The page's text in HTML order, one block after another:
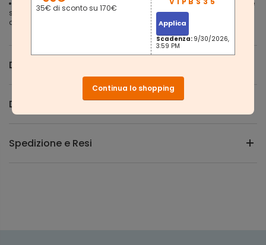
NON ANCORA SODDISFATTO? Il nostro amichevole Servizio Clienti è
sempre a tua disposizione. Non pensarci troppo, aggiungi al
carrello
Descrizione
Domande e Risposte
Spedizione e Resi
35€ di sconto su 170€
Applica
Scadenza: 9/30/2026,
3:59 PM
Continua lo shopping